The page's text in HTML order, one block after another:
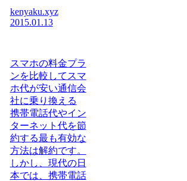
kenyaku.xyz
2015.01.13
スマホの料金プラ
ンを比較してスマ
ホ代が安い通信会
社に乗り換える
携帯電話代やイン
ターネット代を節
約する最も有効な
方法は解約です。
しかし、現代の日
本では、携帯電話